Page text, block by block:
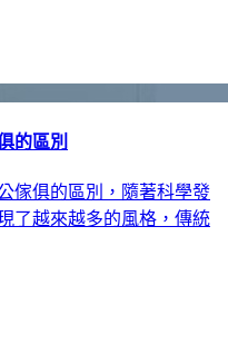
的區別
傢俱的區別，隨著科學發
了越來越多的風格，傳統